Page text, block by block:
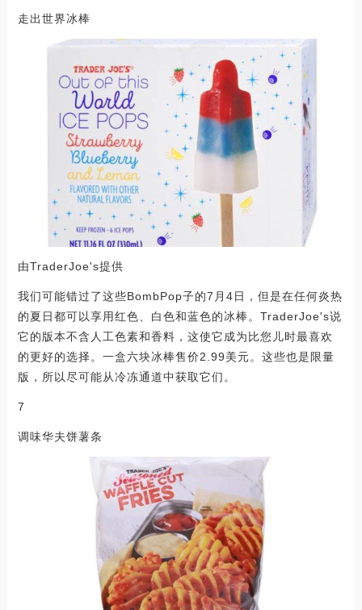
走出世界冰棒
由TraderJoe's提供
我们可能错过了这些BombPop子的7月4日，但是在任何炎热
的夏日都可以享用红色、白色和蓝色的冰棒。TraderJoe's说
它的版本不含人工色素和香料，这使它成为比您儿时最喜欢
的更好的选择。一盒六块冰棒售价2.99美元。这些也是限量
版，所以尽可能从冷冻通道中获取它们。
7
调味华夫饼薯条